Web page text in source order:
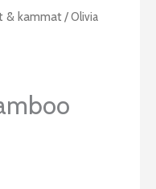
& kammat/ Olivia